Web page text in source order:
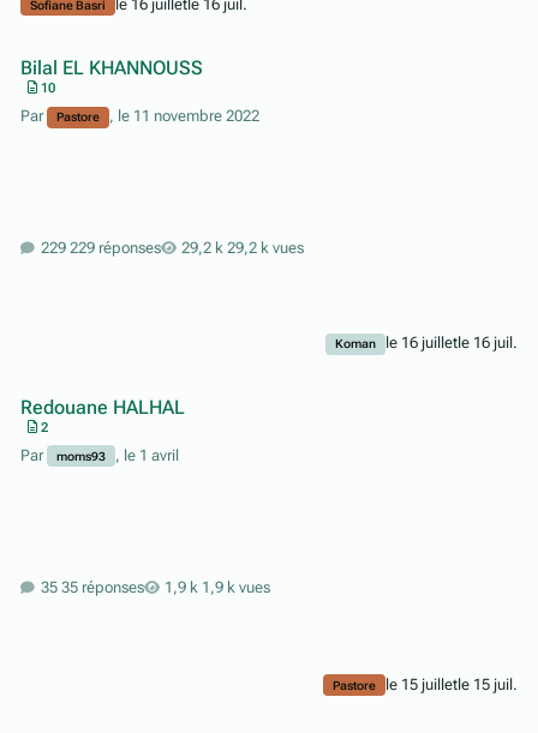
Sofiane Basri le 16 juilletle 16 juil.
Bilal EL KHANNOUSS
10
Par Pastore , le 11 novembre 2022
229 réponses 29,2 k vues
Koman le 16 juilletle 16 juil.
Redouane HALHAL
2
Par moms93 , le 1 avril
35 réponses 1,9 k vues
Pastore le 15 juilletle 15 juil.